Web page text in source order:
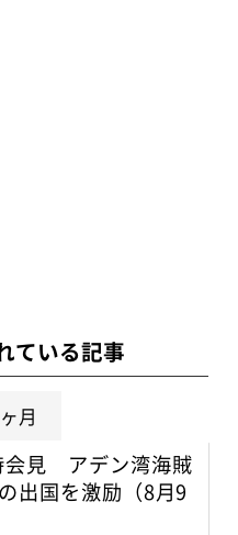
ている記事
月
会見 アデン湾海賊
出国を激励（8月9